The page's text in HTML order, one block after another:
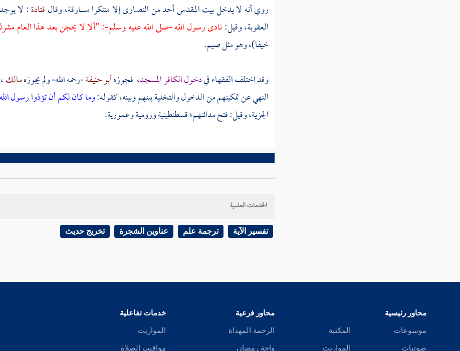
أنفسكم وأنتم تتلون الكتاب أفلا تعقلون
نعمتى التي أنعمت عليكم وإنى فضلتكم على
العالمين
روي أنه لا يدخلبيت المقدسأحد من النصارى إلا متنكرا مسارقة، وقالقتادة: لا
العقوبة، وقيل:نادى رسول الله -صلى الله عليه وسلم-: "ألا لا يحجن بعد هذا العام
خيفا)، وهو مثل صيم.
وقد اختلف الفقهاء فيدخول الكافر المسجد، فجوزهأبو حنيفة-رحمه الله- ولم يجوزهمالك
النهي عن تمكينهم من الدخول والتخلية بينهم وبينه، كقوله:وما كان لكم أن تؤذوا رسول
الجزية، وقيل: فتح مدائنهم؛قسطنطينيةوروميةوعمورية.
الخدمات العلمية
تفسير الآية ترجمة علم عناوين الشجرة تخريج حديث
محاور رئيسية
موسوعات
صوتيات
المكتبة
المواريث
محاور فرعية
الرحمة المهداة
واحة رمضان
خدمات تفاعلية
المواريث
مواقيت الصلاة